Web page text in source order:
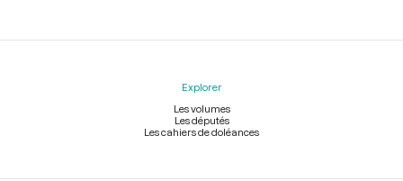
Explorer
Les volumes
Les députés
Les cahiers de doléances